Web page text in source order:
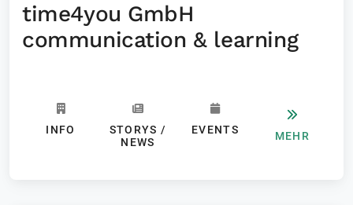
time4you GmbH
communication & learning
INFO
STORYS /
NEWS
EVENTS MEHR